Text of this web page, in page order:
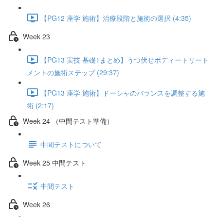
【PG12 座学 施術】治療段階と施術の選択 (4:35)
Week 23
【PG13 実技 基礎1まとめ】うつ伏せボディートリート
メントの施術ステップ (29:37)
【PG13 座学 施術】ドーシャのバランスを調整する施
術 (2:17)
Week 24 （中間テスト準備）
中間テストについて
Week 25 中間テスト
中間テスト
Week 26